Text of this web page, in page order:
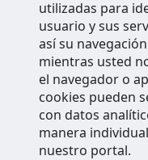
utilizadas para
usuario y sus
así su
mientras usted
el navegador o
cookies pueden
con datos
manera
nuestro portal.